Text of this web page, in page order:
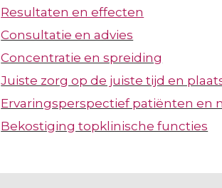
Resultaten en effecten
Consultatie en advies
Concentratie en spreiding
Juiste zorg op de juiste tijd en
Ervaringsperspectief patiënten en
Bekostiging topklinische functies